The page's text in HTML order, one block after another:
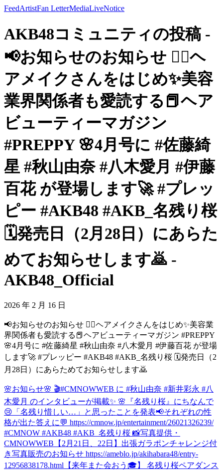
FeedArtistFan LetterMediaLiveNotice
AKB48コミュニティの投稿 -
📢お知らせのお知らせ 💆‍♀️ヘ
アメイクさんをはじめ✨美容
業界関係者も愛読する📕ヘア
ビューティーマガジン
#PREPPY 🌸4月号に #佐藤綺
星 #秋山由奈 #八木愛月 #伊藤
百花 が登場します🚀 #プレッ
ピー #AKB48 #AKB_名残り桜
🗓発売日（2月28日）にあらた
めてお知らせします🙇 -
AKB48_Official
2026 年 2 月 16 日
📢お知らせのお知らせ 💆‍♀️ヘアメイクさんをはじめ✨美容業
界関係者も愛読する📕ヘアビューティーマガジン #PREPPY
🌸4月号に #佐藤綺星 #秋山由奈 #八木愛月 #伊藤百花 が登場
します🚀 #プレッピー #AKB48 #AKB_名残り桜 🗓発売日（2
月28日）にあらためてお知らせします🙇
🌸お知らせ🌸 🎬#CMNOWWEB に #秋山由奈 #新井彩永 #八
木愛月 のインタビューが掲載✨ 🌸『名残り桜』にちなんで
😢「名残り惜しい…」と思ったことを発表📢それぞれの性
格が出た答えに💬 https://cmnow.jp/entertainment/26021326239/
#CMNOW #AKB48 #AKB_名残り桜 📸写真提供・
CMNOWWEB 【2月21日、22日】出張ガラポンチャレンジ付
き写真販売のお知らせ https://ameblo.jp/akihabara48/entry-
12956838178.html 【来年また会おう🎓】 名残り桜ペアダンス